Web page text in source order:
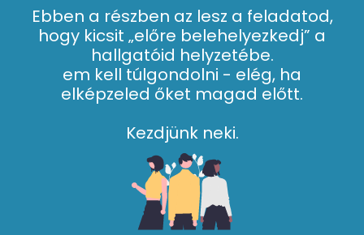
Ebben a részben az lesz a feladatod,
hogy kicsit „előre belehelyezkedj” a
hallgatóid helyzetébe.
em kell túlgondolni - elég, ha
elképzeled őket magad előtt.
Kezdjünk neki.